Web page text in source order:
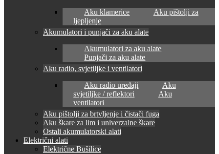
Aku klamerice
Aku pištolji za
ljepljenje
Akumulatori i punjači za aku alate
Akumulatori za aku alate
Punjači za aku alate
Aku radio, svjetiljke i ventilatori
Aku radio uređaji
Aku
svjetiljke / reflektori
Aku
ventilatori
Aku pištolji za brtvljenje i čistači fuga
Aku škare za lim i univerzalne škare
Ostali akumulatorski alati
Električni alati
Električne Bušilice